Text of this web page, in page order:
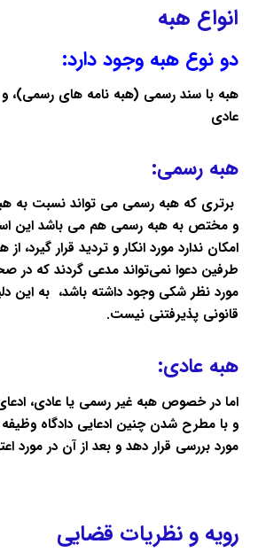
انواع هبه
دو نوع هبه وجود دارد:
هبه با سند رسمی (هبه نامه های رسمی)،
عادی
هبه رسمی:
برتری که هبه رسمی می تواند نسبت به
و مختص به هبه رسمی هم می باشد این
امکان ندارد مورد انکار و تردید قرار گیرد،
طرفین دعوا نمی‌تواند مدعی گردند که
مورد نظر شکی وجود داشته باشد، به این
قانونی پذیرفتنی نیست.
هبه عادی:
اما در خصوص هبه غیر رسمی یا عادی،
و با مطرح شدن چنین ادعایی دادگاه وظیفه
مورد بررسی قرار دهد و بعد از آن در مورد
رویه و نظریات قضایی